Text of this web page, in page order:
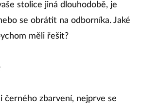
stolice jiná dlouhodobě, je
se obrátit na odborníka. Jaké
měli řešit?
černého zbarvení, nejprve se